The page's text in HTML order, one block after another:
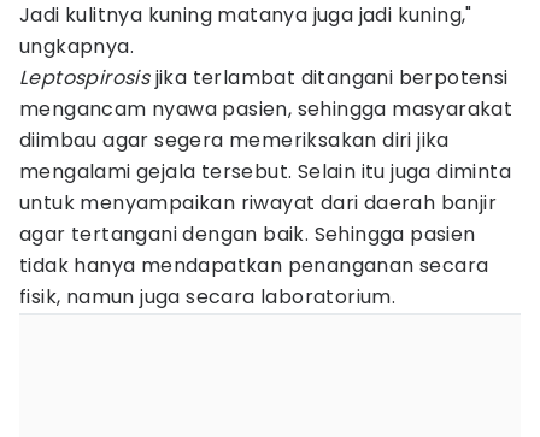
Jadi kulitnya kuning matanya juga jadi kuning,"
ungkapnya.
Leptospirosisjika terlambat ditangani berpotensi
mengancam nyawa pasien, sehingga masyarakat
diimbau agar segera memeriksakan diri jika
mengalami gejala tersebut. Selain itu juga diminta
untuk menyampaikan riwayat dari daerah banjir
agar tertangani dengan baik. Sehingga pasien
tidak hanya mendapatkan penanganan secara
fisik, namun juga secara laboratorium.